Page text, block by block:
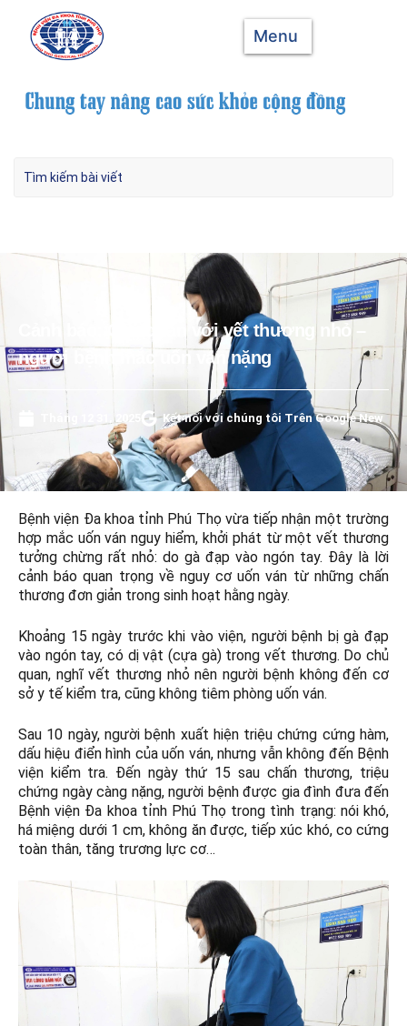
Menu
Cảnh báo: Chủ quan với vết thương nhỏ –
người bệnh mắc uốn ván nặng
Tháng 12 31, 2025 Kết nối với chúng tôi Trên Google New
Bệnh viện Đa khoa tỉnh Phú Thọ vừa tiếp nhận một trường
hợp mắc uốn ván nguy hiểm, khởi phát từ một vết thương
tưởng chừng rất nhỏ: do gà đạp vào ngón tay. Đây là lời
cảnh báo quan trọng về nguy cơ uốn ván từ những chấn
thương đơn giản trong sinh hoạt hằng ngày.
Khoảng 15 ngày trước khi vào viện, người bệnh bị gà đạp
vào ngón tay, có dị vật (cựa gà) trong vết thương. Do chủ
quan, nghĩ vết thương nhỏ nên người bệnh không đến cơ
sở y tế kiểm tra, cũng không tiêm phòng uốn ván.
Sau 10 ngày, người bệnh xuất hiện triệu chứng cứng hàm,
dấu hiệu điển hình của uốn ván, nhưng vẫn không đến Bệnh
viện kiểm tra. Đến ngày thứ 15 sau chấn thương, triệu
chứng ngày càng nặng, người bệnh được gia đình đưa đến
Bệnh viện Đa khoa tỉnh Phú Thọ trong tình trạng: nói khó,
há miệng dưới 1 cm, không ăn được, tiếp xúc khó, co cứng
toàn thân, tăng trương lực cơ…